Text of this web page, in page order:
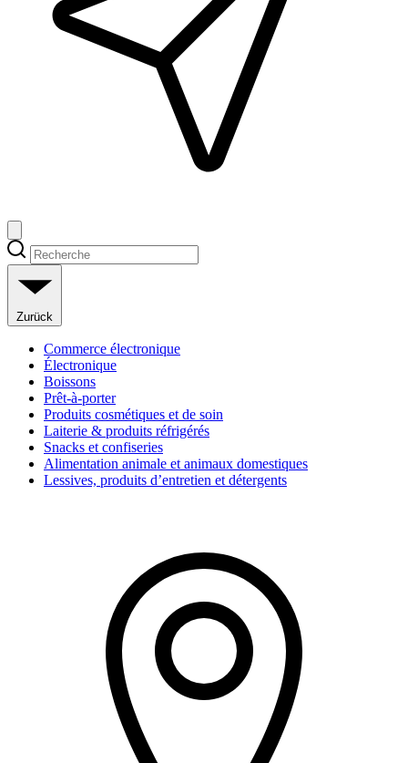
Zurück
Commerce électronique
Électronique
Boissons
Prêt-à-porter
Produits cosmétiques et de soin
Laiterie & produits réfrigérés
Snacks et confiseries
Alimentation animale et animaux domestiques
Lessives, produits d’entretien et détergents